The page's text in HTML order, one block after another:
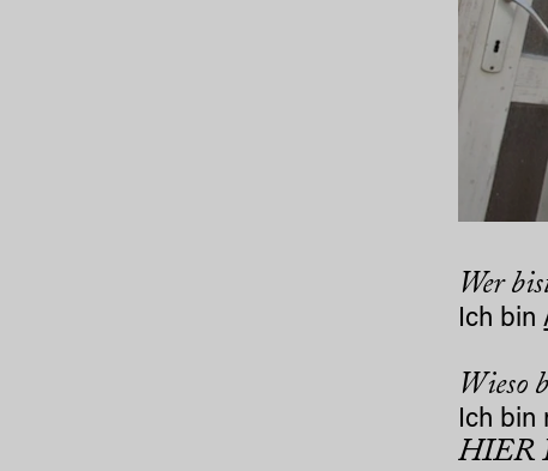
Wer
Ich bin
Wieso
Ich bin
HIER